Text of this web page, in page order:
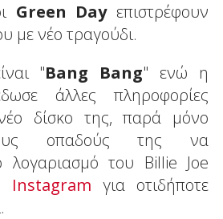
Green Day επιστρέφουν
με νέο τραγούδι.
"Bang Bang" ενώ η
άλλες πληροφορίες
δίσκο της, παρά μόνο
οπαδούς της να
λογαριασμό του Billie Joe
Instagram για οτιδήποτε